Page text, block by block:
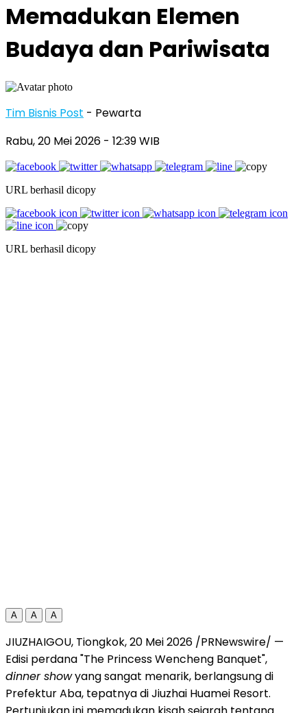
Memadukan Elemen
Budaya dan Pariwisata
Tim Bisnis Post - Pewarta
Rabu, 20 Mei 2026 - 12:39 WIB
URL berhasil dicopy
URL berhasil dicopy
A A A
JIUZHAIGOU, Tiongkok, 20 Mei 2026 /PRNewswire/ —
Edisi perdana "The Princess Wencheng Banquet",
dinner showyang sangat menarik, berlangsung di
Prefektur Aba, tepatnya di Jiuzhai Huamei Resort.